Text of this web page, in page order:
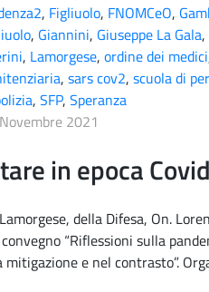
, Figliuolo, FNOMCeO,
, Giannini, Giuseppe La Gala,
, Lamorgese, ordine dei medici
, sars cov2, scuola di
, SFP, Speranza
2021
in epoca Covid
della Difesa, On.
“Riflessioni sulla
e nel contrasto”.